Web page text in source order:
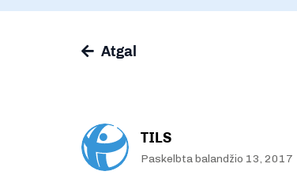
Atgal
TILS
Paskelbta balandžio 13, 2017